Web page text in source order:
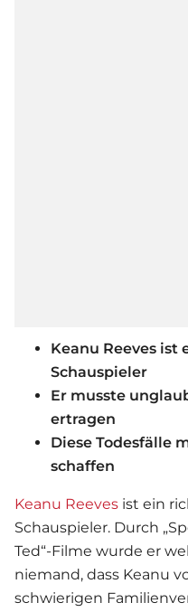
Keanu Reeves ist
Schauspieler
Er musste
ertragen
Diese Todesfälle
schaffen
Keanu Reeves ist ein
Schauspieler. Durch
Ted“-Filme wurde er
niemand, dass Keanu
schwierigen